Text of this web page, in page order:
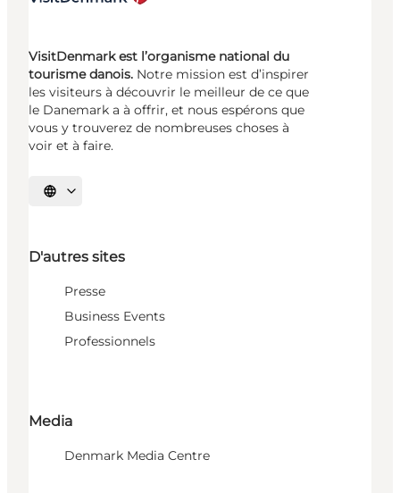
VisitDenmark est l’organisme national du
tourisme danois. Notre mission est d’inspirer
les visiteurs à découvrir le meilleur de ce que
le Danemark a à offrir, et nous espérons que
vous y trouverez de nombreuses choses à
voir et à faire.
Choisissez la langue
D'autres sites
Presse
Business Events
Professionnels
Media
Denmark Media Centre